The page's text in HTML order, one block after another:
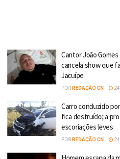
Cantor João
cancela show que
Jacuípe
POR REDAÇÃO CN
Carro conduzido
fica destruído; a
escoriações leves
POR REDAÇÃO CN